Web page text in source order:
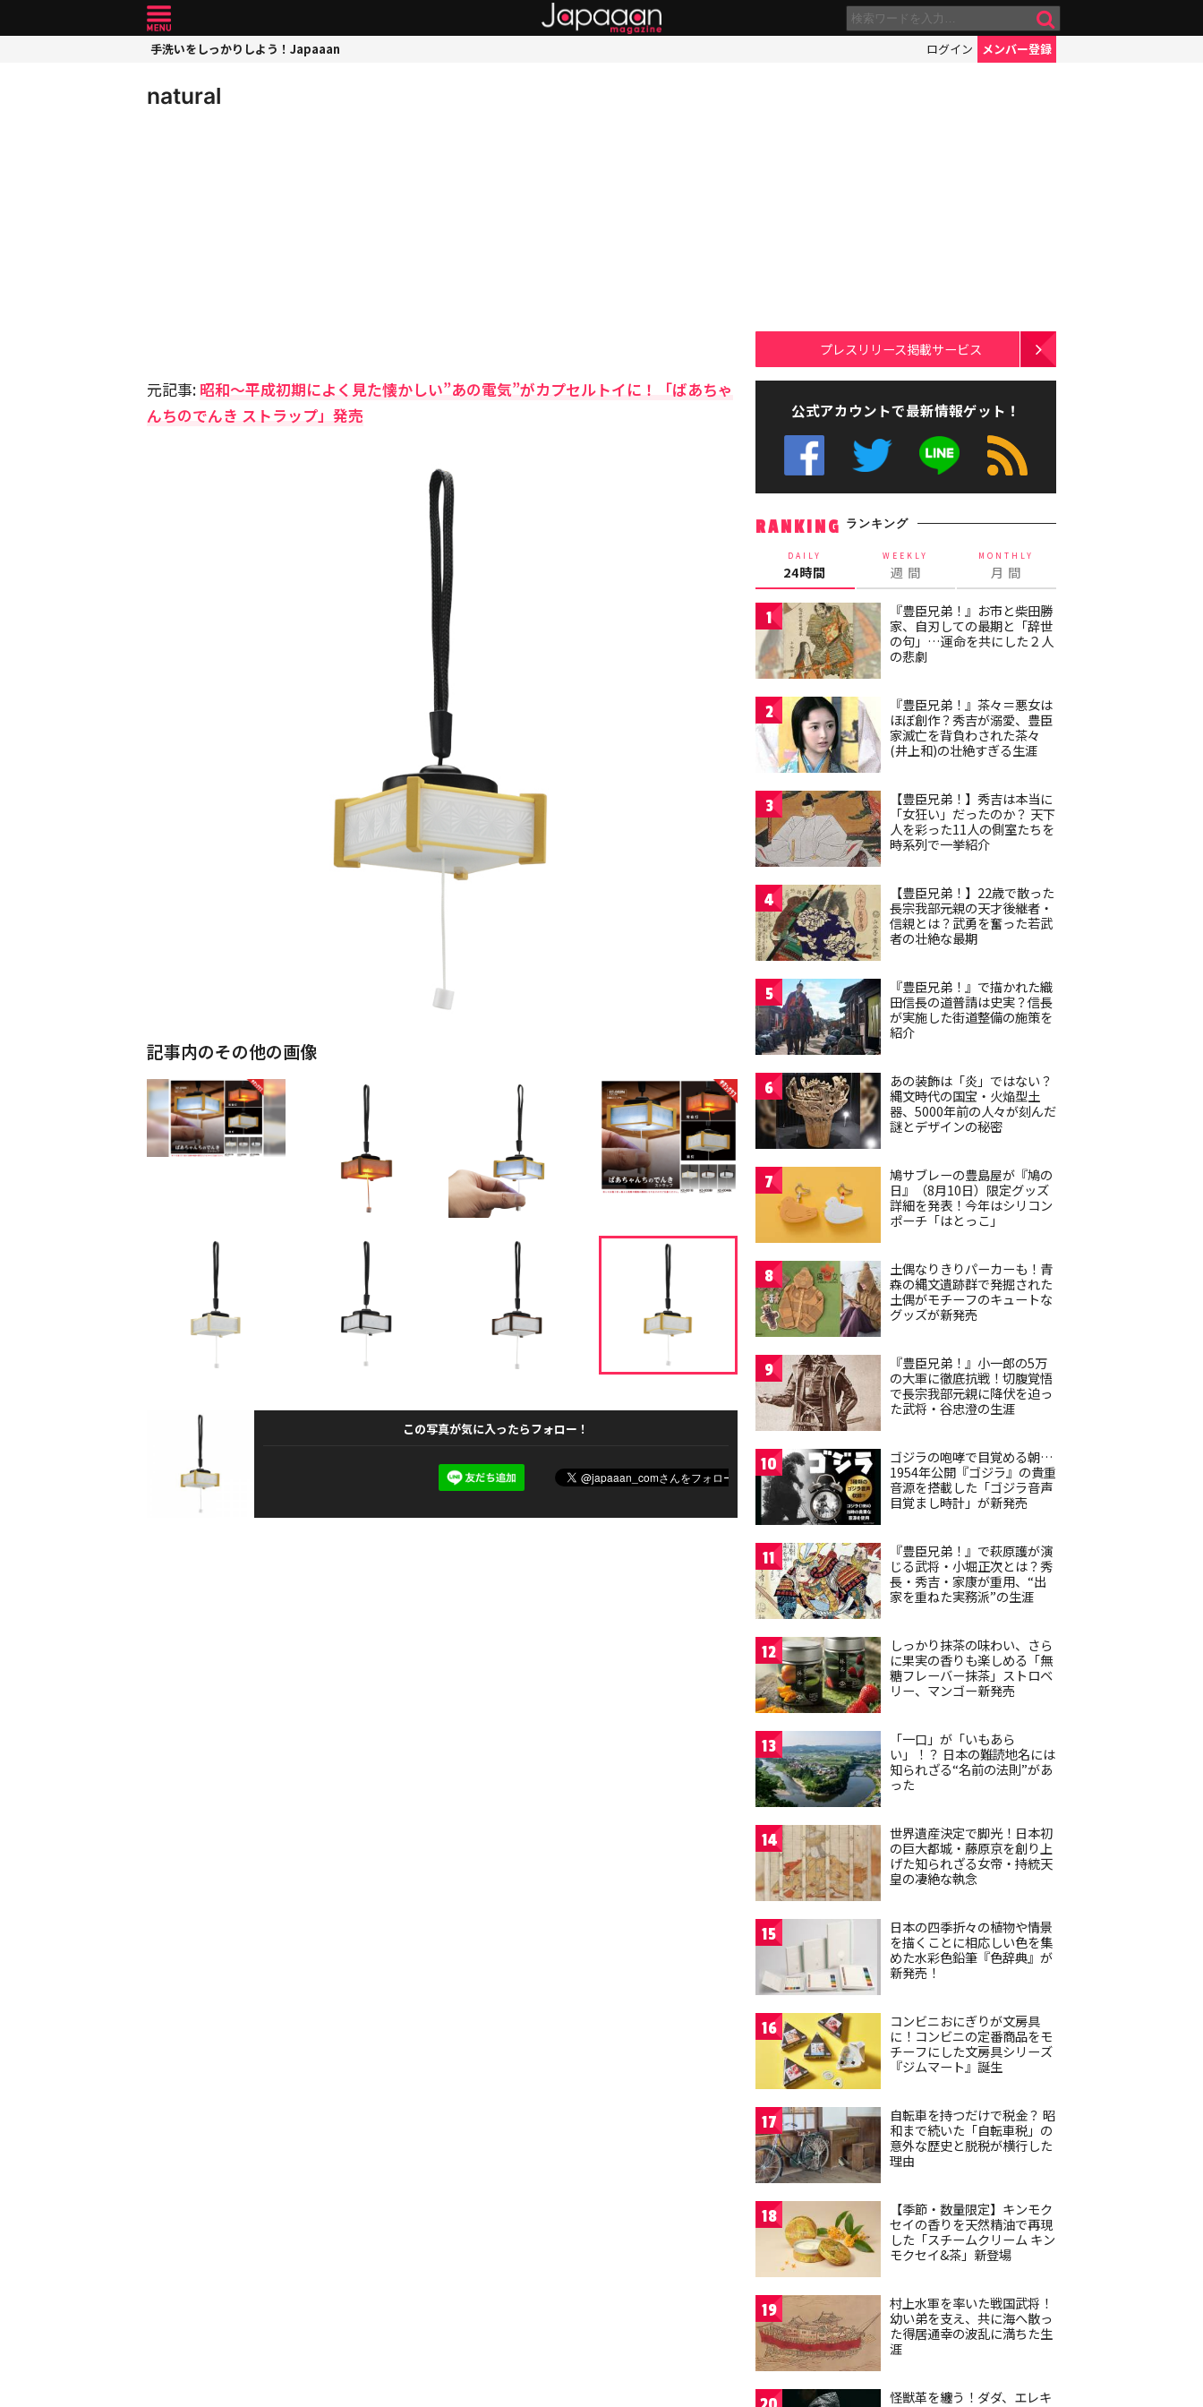
手洗いをしっかりしよう！Japaaan ログイン メンバー登録
natural
元記事: 昭和～平成初期によく見た懐かしい”あの電気”がカプセルトイに！「ばあちゃ
んちのでんき ストラップ」発売
記事内のその他の画像
この写真が気に入ったらフォロー！
プレスリリース掲載サービス
公式アカウントで最新情報ゲット！
RANKING ランキング
DAILY
24時間
WEEKLY
週 間
MONTHLY
月 間
1
『豊臣兄弟！』お市と柴田勝
家、自刃しての最期と「辞世
の句」…運命を共にした２人
の悲劇
2
『豊臣兄弟！』茶々＝悪女は
ほぼ創作？秀吉が溺愛、豊臣
家滅亡を背負わされた茶々
(井上和)の壮絶すぎる生涯
3
【豊臣兄弟！】秀吉は本当に
「女狂い」だったのか？ 天下
人を彩った11人の側室たちを
時系列で一挙紹介
4
【豊臣兄弟！】22歳で散った
長宗我部元親の天才後継者・
信親とは？武勇を奮った若武
者の壮絶な最期
5
『豊臣兄弟！』で描かれた織
田信長の道普請は史実？信長
が実施した街道整備の施策を
紹介
6
あの装飾は「炎」ではない？
縄文時代の国宝・火焔型土
器、5000年前の人々が刻んだ
謎とデザインの秘密
7
鳩サブレーの豊島屋が『鳩の
日』（8月10日）限定グッズ
詳細を発表！今年はシリコン
ポーチ「はとっこ」
8
土偶なりきりパーカーも！青
森の縄文遺跡群で発掘された
土偶がモチーフのキュートな
グッズが新発売
9
『豊臣兄弟！』小一郎の5万
の大軍に徹底抗戦！切腹覚悟
で長宗我部元親に降伏を迫っ
た武将・谷忠澄の生涯
10
ゴジラの咆哮で目覚める朝…
1954年公開『ゴジラ』の貴重
音源を搭載した「ゴジラ音声
目覚まし時計」が新発売
11
『豊臣兄弟！』で萩原護が演
じる武将・小堀正次とは？秀
長・秀吉・家康が重用、“出
家を重ねた実務派”の生涯
12
しっかり抹茶の味わい、さら
に果実の香りも楽しめる「無
糖フレーバー抹茶」ストロベ
リー、マンゴー新発売
13
「一口」が「いもあら
い」！？ 日本の難読地名には
知られざる“名前の法則”があ
った
14
世界遺産決定で脚光！日本初
の巨大都城・藤原京を創り上
げた知られざる女帝・持統天
皇の凄絶な執念
15
日本の四季折々の植物や情景
を描くことに相応しい色を集
めた水彩色鉛筆『色辞典』が
新発売！
16
コンビニおにぎりが文房具
に！コンビニの定番商品をモ
チーフにした文房具シリーズ
『ジムマート』誕生
17
自転車を持つだけで税金？ 昭
和まで続いた「自転車税」の
意外な歴史と脱税が横行した
理由
18
【季節・数量限定】キンモク
セイの香りを天然精油で再現
した「スチームクリーム キン
モクセイ&茶」新登場
19
村上水軍を率いた戦国武将！
幼い弟を支え、共に海へ散っ
た得居通幸の波乱に満ちた生
涯
怪獣革を纏う！ダダ、エレキ